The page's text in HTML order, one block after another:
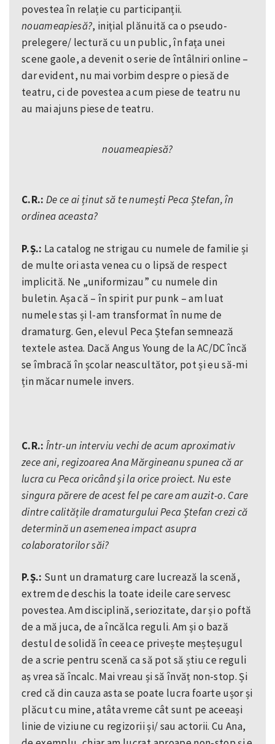
povestea în relație cu participanții.
nouameapiesă?, inițial plănuită ca o pseudo-
prelegere/ lectură cu un public, în fața unei
scene gaole, a devenit o serie de întâlniri online –
dar evident, nu mai vorbim despre o piesă de
teatru, ci de povestea a cum piese de teatru nu
au mai ajuns piese de teatru.
nouameapiesă?
C.R.:De ce ai ținut să te numești Peca Ștefan, în
ordinea aceasta?
P.Ș.: La catalog ne strigau cu numele de familie și
de multe ori asta venea cu o lipsă de respect
implicită. Ne „uniformizau” cu numele din
buletin. Așa că – în spirit pur punk – am luat
numele stas și l-am transformat în nume de
dramaturg. Gen, elevul Peca Ștefan semnează
textele astea. Dacă Angus Young de la AC/DC încă
se îmbracă în școlar neascultător, pot și eu să-mi
țin măcar numele invers.
C.R.: Într-un interviu vechi de acum aproximativ
zece ani, regizoarea Ana Mărgineanu spunea că ar
lucra cu Peca oricând și la orice proiect. Nu este
singura părere de acest fel pe care am auzit-o. Care
dintre calitățile dramaturgului Peca Ștefan crezi că
determină un asemenea impact asupra
colaboratorilor săi?
P.Ș.: Sunt un dramaturg care lucrează la scenă,
extrem de deschis la toate ideile care servesc
povestea. Am disciplină, seriozitate, dar și o poftă
de a mă juca, de a încălca reguli. Am și o bază
destul de solidă în ceea ce privește meșteșugul
de a scrie pentru scenă ca să pot să știu ce reguli
aș vrea să încalc. Mai vreau și să învăț non-stop. Și
cred că din cauza asta se poate lucra foarte ușor și
plăcut cu mine, atâta vreme cât sunt pe aceeași
linie de viziune cu regizorii și/ sau actorii. Cu Ana,